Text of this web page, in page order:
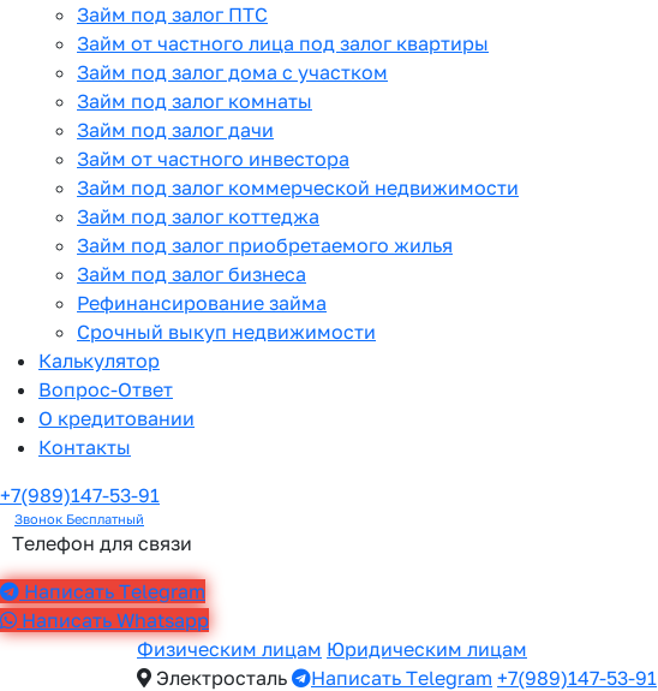
Займ под залог ПТС
Займ от частного лица под залог квартиры
Займ под залог дома с участком
Займ под залог комнаты
Займ под залог дачи
Займ от частного инвестора
Займ под залог коммерческой недвижимости
Займ под залог коттеджа
Займ под залог приобретаемого жилья
Займ под залог бизнеса
Рефинансирование займа
Срочный выкуп недвижимости
Калькулятор
Вопрос-Ответ
О кредитовании
Контакты
+7(989)147-53-91
Звонок Бесплатный
Телефон для связи
Написать Telegram
Написать Whatsapp
Физическим лицам Юридическим лицам
Электросталь
Написать Telegram +7(989)147-53-91